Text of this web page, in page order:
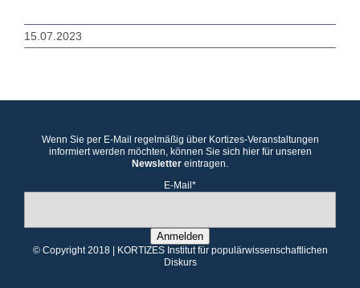
15.07.2023
Wenn Sie per E-Mail regelmäßig über Kortizes-Veranstaltungen
informiert werden möchten, können Sie sich hier für unseren
Newsletter eintragen.
E-Mail*
Anmelden
© Copyright 2018 | KORTIZES Institut für populärwissenschaftlichen
Diskurs